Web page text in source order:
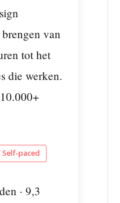
van
tot het
die werken.
Self-paced
· 9,3